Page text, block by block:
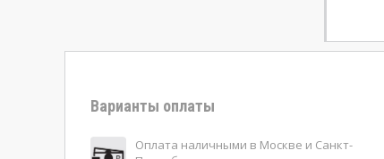
Варианты оплаты
Оплата наличными в Москве и Санкт-